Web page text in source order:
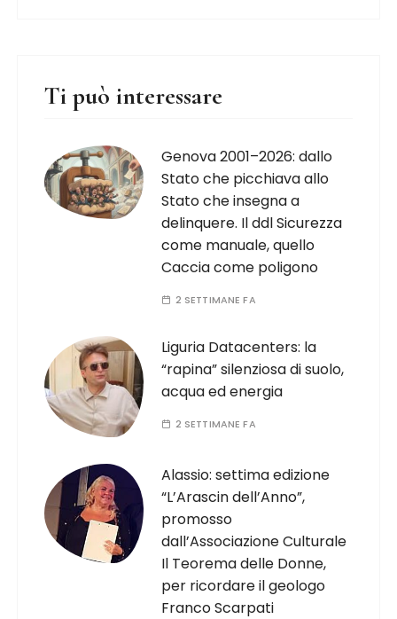
Ti può interessare
Genova 2001–2026: dallo
Stato che picchiava allo
Stato che insegna a
delinquere. Il ddl Sicurezza
come manuale, quello
Caccia come poligono
2 SETTIMANE FA
Liguria Datacenters: la
“rapina” silenziosa di suolo,
acqua ed energia
2 SETTIMANE FA
Alassio: settima edizione
“L’Arascin dell’Anno”,
promosso
dall’Associazione Culturale
Il Teorema delle Donne,
per ricordare il geologo
Franco Scarpati